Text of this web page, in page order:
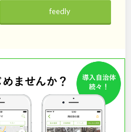
奈良
feedly